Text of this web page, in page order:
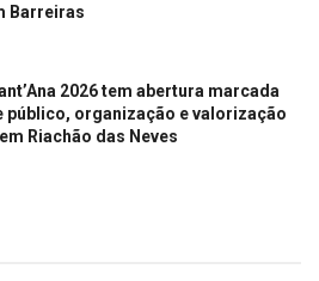
Barreiras
2026 tem abertura marcada
público, organização e valorização
Riachão das Neves